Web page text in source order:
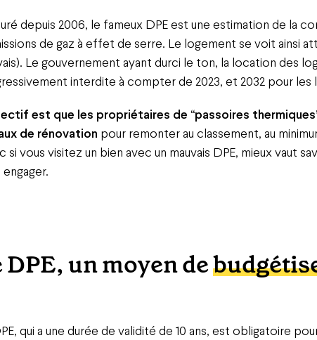
depuis 2006, le fameux DPE est une estimation de la
de gaz à effet de serre. Le logement se voit ainsi
Le gouvernement ayant durci le ton, la location des
interdite à compter de 2023, et 2032 pour les
est que les propriétaires de “passoires
de rénovation pour remonter au classement, au
si vous visitez un bien avec un mauvais DPE, mieux vaut
DPE, un moyen de
qui a une durée de validité de 10 ans, est obligatoire